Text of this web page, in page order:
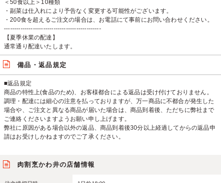
＜50食以上＞10種類
・副菜は仕入れにより予告なく変更する可能性がございます。
・200食を超えるご注文の場合は、お電話にて事前にお問い合わせください。
-----------------------------------------------
【夏季休業の配達】
通常通り配達いたします。
備品・返品規定
■返品規定
商品の特性上(食品のため)、お客様都合による返品は受け付けておりません。
調理・配達には細心の注意を払っておりますが、万一商品に不都合が発生した
場合や、ご注文と異なる商品が届いた場合は、商品到着後、ただちに弊社まで
ご連絡くださいますようお願い申し上げます。
弊社に原因がある場合以外の返品、商品到着後30分以上経過してからの返品申
請はお受けしかねますのでご了承ください。
肉割烹かわ井の店舗情報